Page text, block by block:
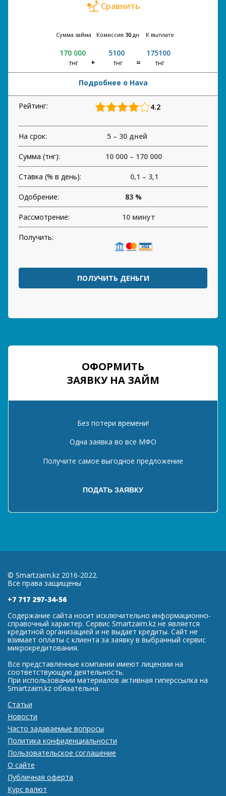
Сравнить
Сумма займа
170 000
тнг
Комиссия 30 дн
5100
тнг
К выплате
175100
тнг
Подробнее о Hava
Рейтинг: 4.2
На срок: 5 – 30 дней
Сумма (тнг): 10 000 – 170 000
Ставка (% в день): 0,1 – 3,1
Одобрение: 83 %
Рассмотрение: 10 минут
Получить:
ПОЛУЧИТЬ ДЕНЬГИ
ОФОРМИТЬ
ЗАЯВКУ НА ЗАЙМ
Без потери времени!
Одна заявка во все МФО
Получите самое выгодное предложение
© Smartzaim.kz 2016-2022.
Все права защищены
+7 717 297-34-56
Содержание сайта носит исключительно информационно-
справочный характер. Сервис Smartzaim.kz не является
кредитной организацией и не выдает кредиты. Сайт не
взимает оплаты с клиента за заявку в выбранный сервис
микрокредитования.
Все представленные компании имеют лицензии на
соответствующую деятельность.
При использовании материалов активная гиперссылка на
Smartzaim.kz обязательна.
Статьи
Новости
Часто задаваемые вопросы
Политика конфиденциальности
Пользовательское соглашение
О сайте
Публичная оферта
Курс валют